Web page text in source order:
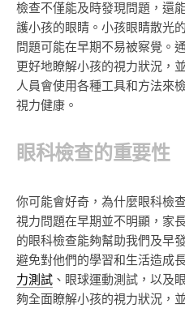
檢查不僅能及時發現問題，還
護小孩的眼睛。小孩眼睛散光
問題可能在早期不易被察覺。
更好地瞭解小孩的視力狀況，
人員會使用各種工具和方法來
視力健康。
眼科檢查的重要性
你可能會好奇，為什麼眼科檢
視力問題在早期並不明顯，家
的眼科檢查能夠幫助我們及早
避免對他們的學習和生活造成
力測試 、眼球運動測試，以及
夠全面瞭解小孩的視力狀況，